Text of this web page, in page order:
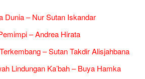
Dunia – Nur Sutan Iskandar
– Andrea Hirata
– Sutan Takdir Alisjahbana
Lindungan Ka’bah – Buya Hamka